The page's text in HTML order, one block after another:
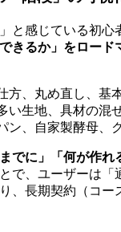
と感じている初心
きるか」をロード
方、丸め直し、基
い生地、具材の混
ン、自家製酵母、
までに」「何が作
で、ユーザーは「
、長期契約（コー